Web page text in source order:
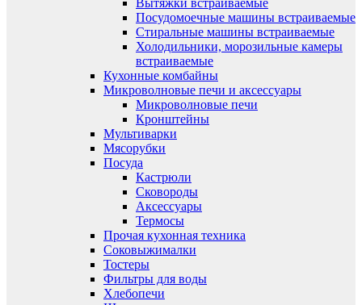
Вытяжки встраиваемые
Посудомоечные машины встраиваемые
Стиральные машины встраиваемые
Холодильники, морозильные камеры
встраиваемые
Кухонные комбайны
Микроволновые печи и аксессуары
Микроволновые печи
Кронштейны
Мультиварки
Мясорубки
Посуда
Кастрюли
Сковороды
Аксессуары
Термосы
Прочая кухонная техника
Соковыжималки
Тостеры
Фильтры для воды
Хлебопечи